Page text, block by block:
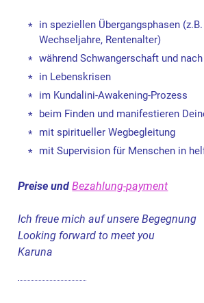
in speziellen Übergangsphasen
Wechseljahre, Rentenalter)
während Schwangerschaft und
in Lebenskrisen
im Kundalini-Awakening-Prozess
beim Finden und manifestieren
mit spiritueller Wegbegleitung
mit Supervision für Menschen in
Preise undBezahlung-payment
Ich freue mich auf unsere Begegnung
Looking forward to meet you
Karuna